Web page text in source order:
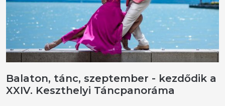
Balaton, tánc, szeptember - kezdődik a
XXIV. Keszthelyi Táncpanoráma